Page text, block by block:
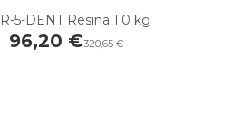
5-DENT Resina 1.0 kg
96,20 €320,65 €